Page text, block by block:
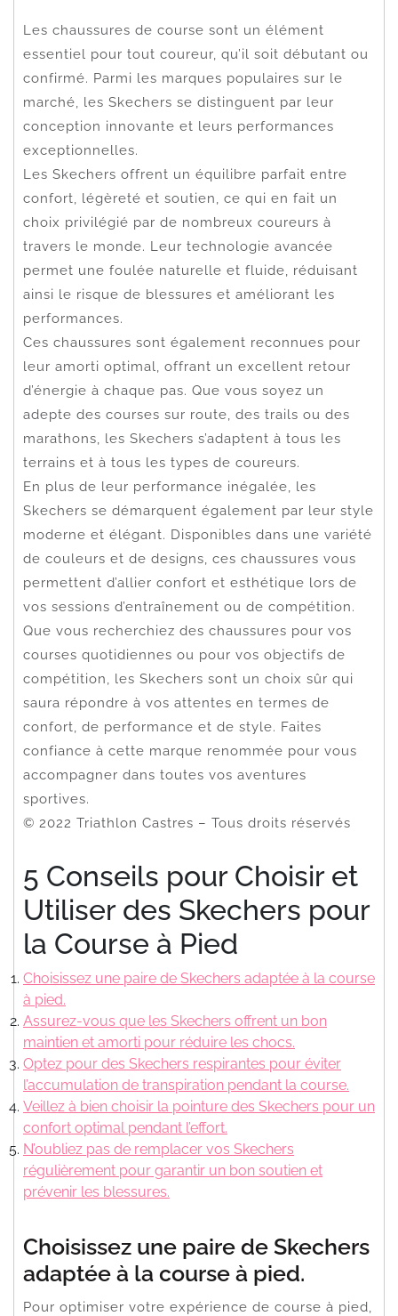
Les chaussures de course sont un élément
essentiel pour tout coureur, qu’il soit débutant ou
confirmé. Parmi les marques populaires sur le
marché, les Skechers se distinguent par leur
conception innovante et leurs performances
exceptionnelles.
Les Skechers offrent un équilibre parfait entre
confort, légèreté et soutien, ce qui en fait un
choix privilégié par de nombreux coureurs à
travers le monde. Leur technologie avancée
permet une foulée naturelle et fluide, réduisant
ainsi le risque de blessures et améliorant les
performances.
Ces chaussures sont également reconnues pour
leur amorti optimal, offrant un excellent retour
d’énergie à chaque pas. Que vous soyez un
adepte des courses sur route, des trails ou des
marathons, les Skechers s’adaptent à tous les
terrains et à tous les types de coureurs.
En plus de leur performance inégalée, les
Skechers se démarquent également par leur style
moderne et élégant. Disponibles dans une variété
de couleurs et de designs, ces chaussures vous
permettent d’allier confort et esthétique lors de
vos sessions d’entraînement ou de compétition.
Que vous recherchiez des chaussures pour vos
courses quotidiennes ou pour vos objectifs de
compétition, les Skechers sont un choix sûr qui
saura répondre à vos attentes en termes de
confort, de performance et de style. Faites
confiance à cette marque renommée pour vous
accompagner dans toutes vos aventures
sportives.
© 2022 Triathlon Castres – Tous droits réservés
5 Conseils pour Choisir et
Utiliser des Skechers pour
la Course à Pied
Choisissez une paire de Skechers adaptée à la course
à pied.
Assurez-vous que les Skechers offrent un bon
maintien et amorti pour réduire les chocs.
Optez pour des Skechers respirantes pour éviter
l’accumulation de transpiration pendant la course.
Veillez à bien choisir la pointure des Skechers pour un
confort optimal pendant l’effort.
N’oubliez pas de remplacer vos Skechers
régulièrement pour garantir un bon soutien et
prévenir les blessures.
Choisissez une paire de Skechers
adaptée à la course à pied.
Pour optimiser votre expérience de course à pied,